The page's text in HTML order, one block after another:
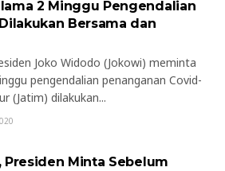
2 Minggu Pengendalian
Bersama dan
Joko Widodo (Jokowi) meminta
pengendalian penanganan Covid-
(Jatim) dilakukan...
Presiden Minta Sebelum